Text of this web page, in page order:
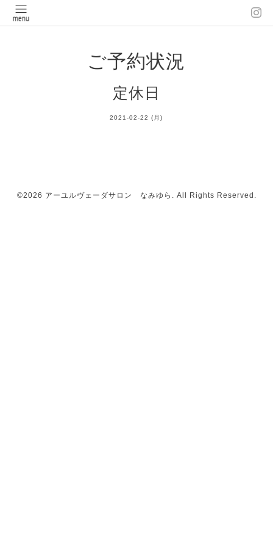
ご予約状況
定休日
2021-02-22 (月)
©2026 アーユルヴェーダサロン なみゆら . All Rights Reserved.